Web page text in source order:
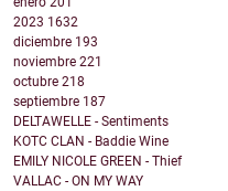
2023 1632
diciembre 193
noviembre 221
octubre 218
septiembre 187
DELTAWELLE - Sentiments
KOTC CLAN - Baddie Wine
EMILY NICOLE GREEN - Thief
VALLAC - ON MY WAY